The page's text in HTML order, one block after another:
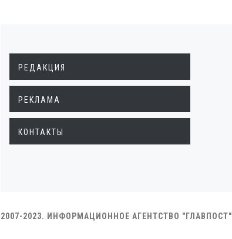
РЕДАКЦИЯ
РЕКЛАМА
КОНТАКТЫ
2007-2023. ИНФОРМАЦИОННОЕ АГЕНТСТВО "ГЛАВПОСТ"